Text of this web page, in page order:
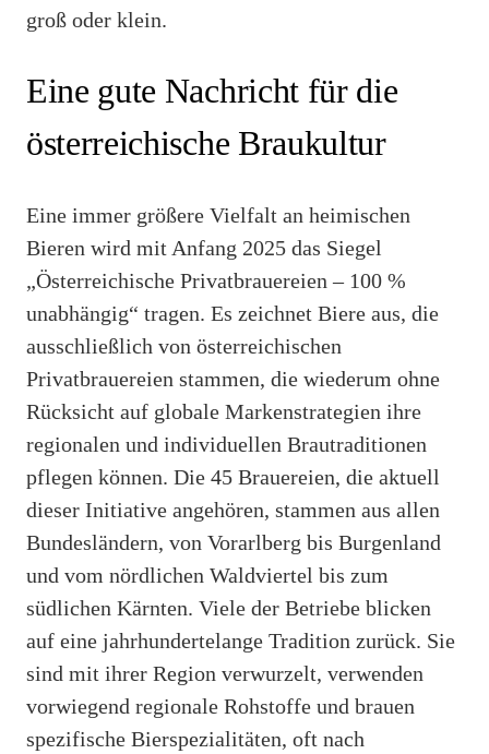
groß oder klein.
Eine gute Nachricht für die
österreichische Braukultur
Eine immer größere Vielfalt an heimischen
Bieren wird mit Anfang 2025 das Siegel
„Österreichische Privatbrauereien – 100 %
unabhängig“ tragen. Es zeichnet Biere aus, die
ausschließlich von österreichischen
Privatbrauereien stammen, die wiederum ohne
Rücksicht auf globale Markenstrategien ihre
regionalen und individuellen Brautraditionen
pflegen können. Die 45 Brauereien, die aktuell
dieser Initiative angehören, stammen aus allen
Bundesländern, von Vorarlberg bis Burgenland
und vom nördlichen Waldviertel bis zum
südlichen Kärnten. Viele der Betriebe blicken
auf eine jahrhundertelange Tradition zurück. Sie
sind mit ihrer Region verwurzelt, verwenden
vorwiegend regionale Rohstoffe und brauen
spezifische Bierspezialitäten, oft nach